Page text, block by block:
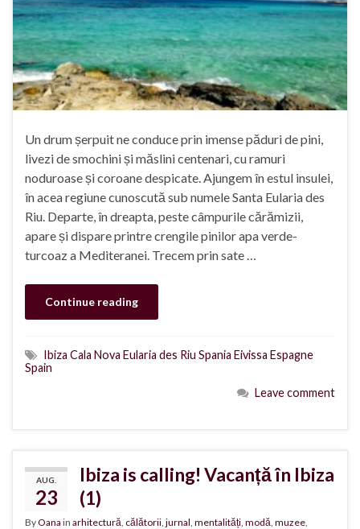
Un drum șerpuit ne conduce prin imense păduri de pini,
livezi de smochini și măslini centenari, cu ramuri
noduroase și coroane despicate. Ajungem în estul insulei,
în acea regiune cunoscută sub numele Santa Eularia des
Riu. Departe, în dreapta, peste câmpurile cărămizii,
apare și dispare printre crengile pinilor apa verde-
turcoaz a Mediteranei. Trecem prin sate …
Continue reading
Ibiza Cala Nova Eularia des Riu Spania Eivissa Espagne
Spain
Leave comment
AUG.
23
Ibiza is calling! Vacanță în Ibiza
(1)
ByOana in arhitectură călătorii jurnal mentalități modă muzee